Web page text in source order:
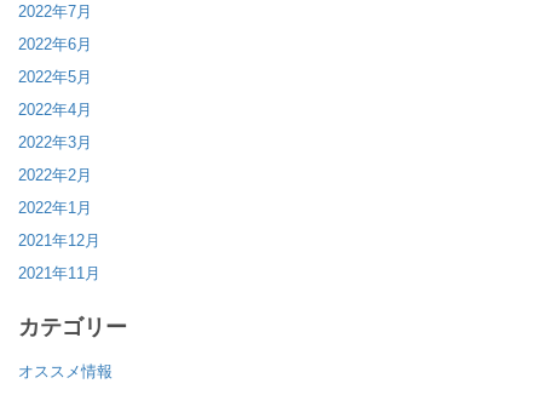
2022年7月
2022年6月
2022年5月
2022年4月
2022年3月
2022年2月
2022年1月
2021年12月
2021年11月
カテゴリー
オススメ情報